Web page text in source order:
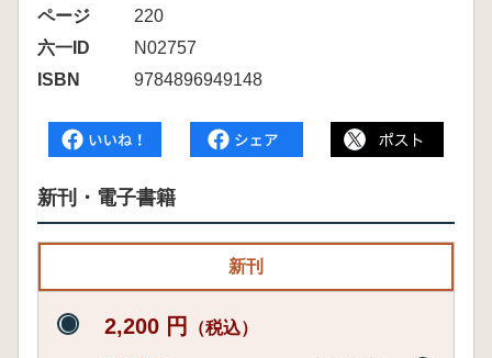
ページ
220
六一ID
N02757
ISBN
9784896949148
新刊・電子書籍
新刊
2,200 円 （税込）